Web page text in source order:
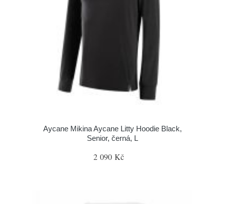
Aycane Mikina Aycane Litty Hoodie Black,
Senior, černá, L
2 090 Kč